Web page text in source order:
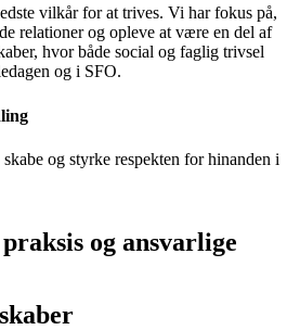
vilkår for at trives. Vi har fokus på,
relationer og opleve at være en del af
hvor både social og faglig trivsel
og i SFO.
og styrke respekten for hinanden i
og ansvarlige